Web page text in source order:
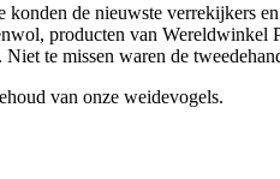
de nieuwste verrekijkers
producten van
te missen waren de
van onze weidevogels.